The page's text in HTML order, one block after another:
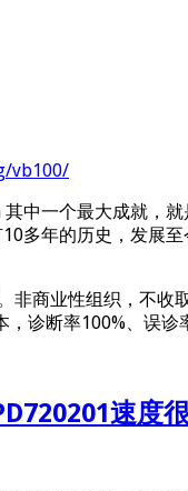
vb100/
一个最大成就，
多年的历史，发展
非商业性组织，不
诊断率100%、误
速度